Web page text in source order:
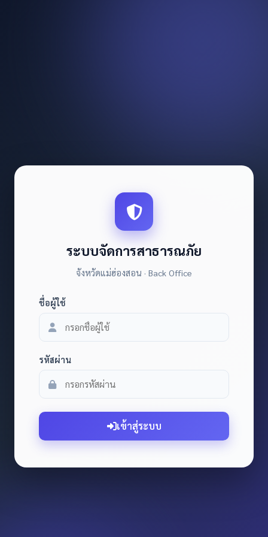
ระบบจัดการสาธารณภัย
จังหวัดแม่ฮ่องสอน · Back Office
ชื่อผู้ใช้
รหัสผ่าน
เข้าสู่ระบบ